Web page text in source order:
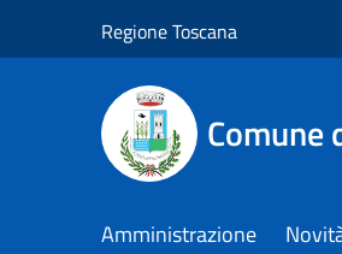
Regione Toscana
Comune
Amministrazione